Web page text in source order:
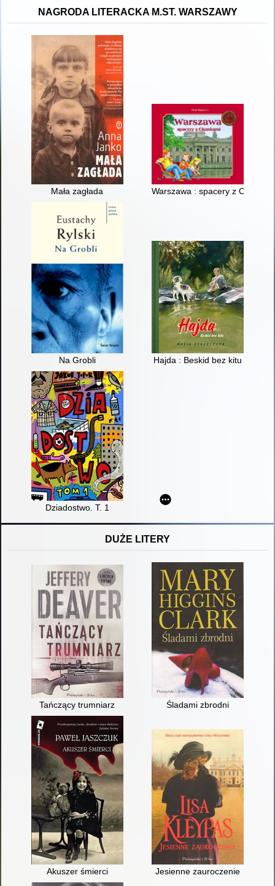
NAGRODA LITERACKA M.ST. WARSZAWY
Mała zagłada Warszawa : spacery z
Na Grobli Hajda : Beskid bez kitu
Dziadostwo. T. 1
DUŻE LITERY
Tańczący trumniarz Śladami zbrodni
Akuszer śmierci Jesienne zauroczenie